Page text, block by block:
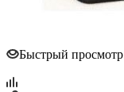
Быстрый просмотр